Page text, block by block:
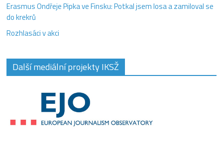
Erasmus Ondřeje Pipka ve Finsku: Potkal jsem losa a zamiloval se
do krekrů
Rozhlasáci v akci
Další mediální projekty IKSŽ